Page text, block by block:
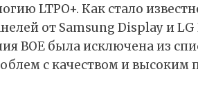
LTPO+. Как стало
от Samsung Display и
BOE была исключена из
с качеством и высоким